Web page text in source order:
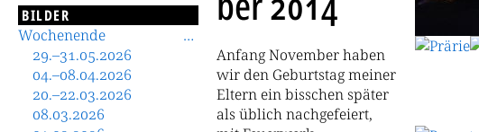
Anfang November haben
wir den Geburtstag meiner
Eltern ein bisschen später
als üblich nachgefeiert,
BILDER
Wochenende
29.–31.05.2026
04.–08.04.2026
20.–22.03.2026
08.03.2026